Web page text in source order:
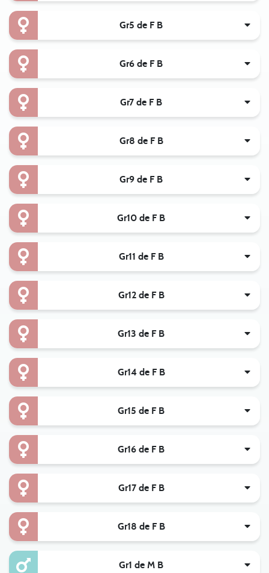
Gr5 de F B
Gr6 de F B
Gr7 de F B
Gr8 de F B
Gr9 de F B
Gr10 de F B
Gr11 de F B
Gr12 de F B
Gr13 de F B
Gr14 de F B
Gr15 de F B
Gr16 de F B
Gr17 de F B
Gr18 de F B
Gr1 de M B